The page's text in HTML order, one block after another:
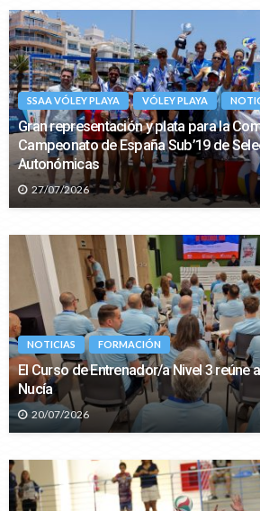
SSAA VÓLEY PLAYA VÓLEY PLAYA
Gran representación y plata para la
Campeonato de España Sub’19 de
Autonómicas
27/07/2026
NOTICIAS FORMACIÓN
El Curso de Entrenador/a Nivel 3 reúne
Nucía
20/07/2026